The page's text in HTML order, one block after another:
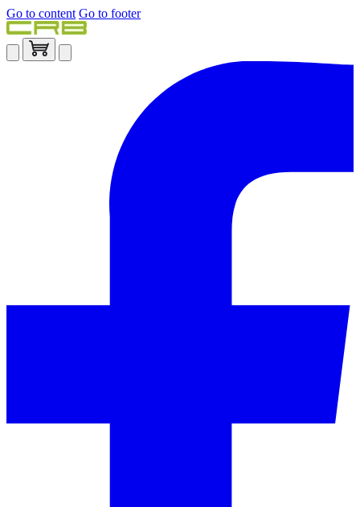
Go to content Go to footer